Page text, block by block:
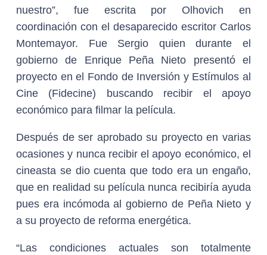
nuestro”, fue escrita por Olhovich en
coordinación con el desaparecido escritor Carlos
Montemayor. Fue Sergio quien durante el
gobierno de Enrique Peña Nieto presentó el
proyecto en el Fondo de Inversión y Estímulos al
Cine (Fidecine) buscando recibir el apoyo
económico para filmar la película.
Después de ser aprobado su proyecto en varias
ocasiones y nunca recibir el apoyo económico, el
cineasta se dio cuenta que todo era un engaño,
que en realidad su película nunca recibiría ayuda
pues era incómoda al gobierno de Peña Nieto y
a su proyecto de reforma energética.
“Las condiciones actuales son totalmente